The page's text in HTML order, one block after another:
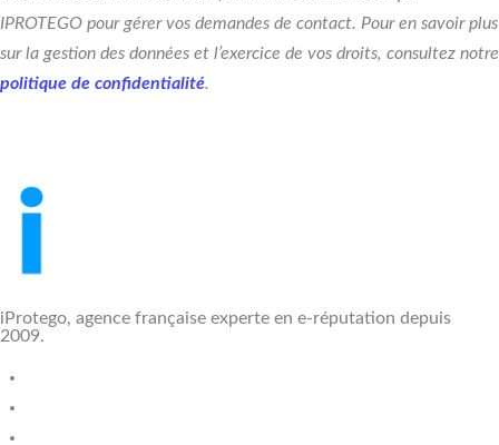
IPROTEGO pour gérer vos demandes de contact. Pour en savoir plus
sur la gestion des données et l’exercice de vos droits, consultez notre
politique de confidentialité.
iProtego, agence française experte en e-réputation depuis
2009.